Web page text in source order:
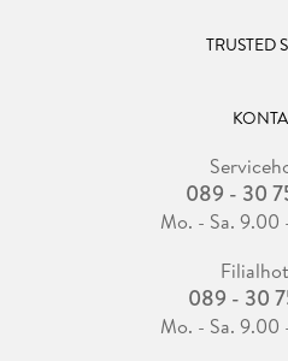
TRUSTED
089 - 30
Mo. - Sa. 9.00
089 - 30
Mo. - Sa. 9.00